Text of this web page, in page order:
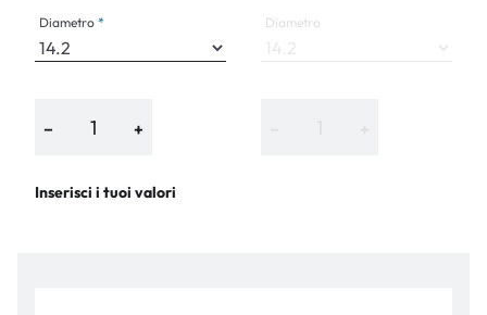
Diametro
− +
Inserisci i tuoi valori
Diametro